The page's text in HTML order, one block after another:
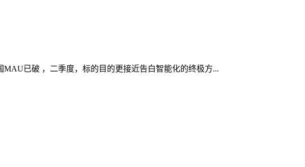
已破 ，二季度，标的目的更接近告白智能化的终极方...